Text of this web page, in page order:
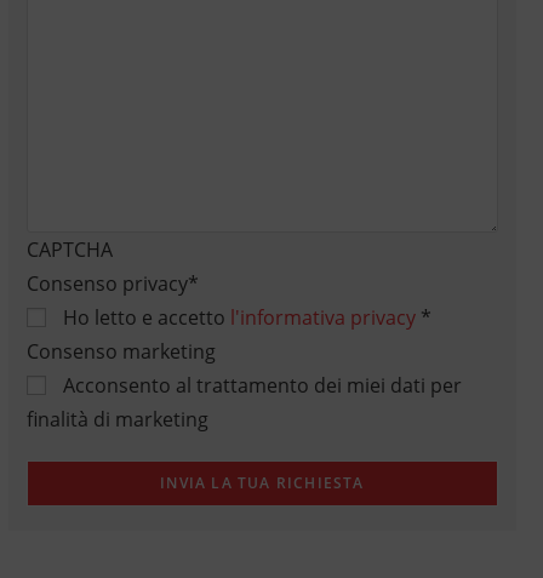
CAPTCHA
Consenso privacy*
Ho letto e accetto l'informativa privacy*
Consenso marketing
Acconsento al trattamento dei miei dati per
finalità di marketing